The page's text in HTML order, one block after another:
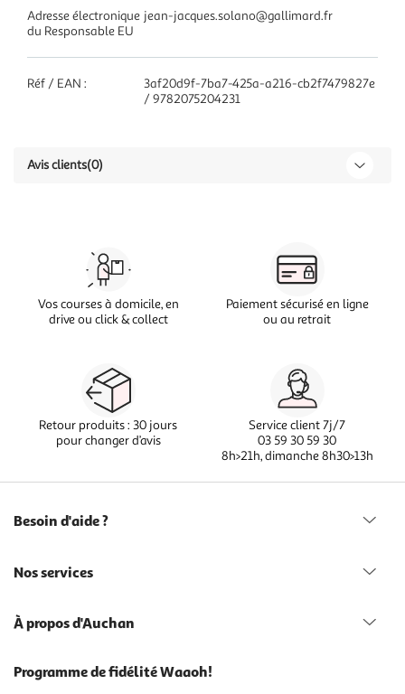
Adresse électronique
du Responsable EU
jean-jacques.solano@gallimard.fr
Réf / EAN :
3af20d9f-7ba7-425a-a216-cb2f7479827e
/ 9782075204231
Avis clients(0)
Vos courses à domicile, en
drive ou click & collect
Paiement sécurisé en ligne
ou au retrait
Retour produits : 30 jours
pour changer d’avis
Service client 7j/7
03 59 30 59 30
8h>21h, dimanche 8h30>13h
Besoin d'aide ?
Nos services
À propos d'Auchan
Programme de fidélité Waaoh!